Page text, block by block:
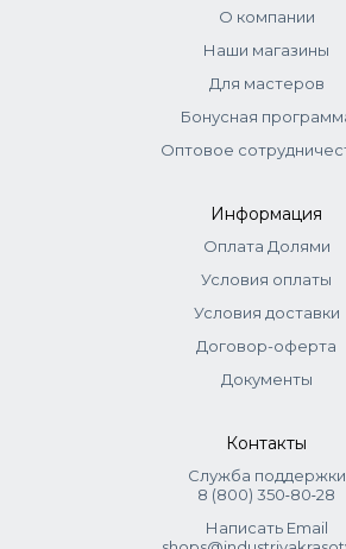
О компании
Наши магазины
Для мастеров
Бонусная
Оптовое
Информация
Оплата Долями
Условия оплаты
Условия доставки
Договор-оферта
Документы
Контакты
Служба поддержки
8 (800) 350‑80‑28
Написать Email